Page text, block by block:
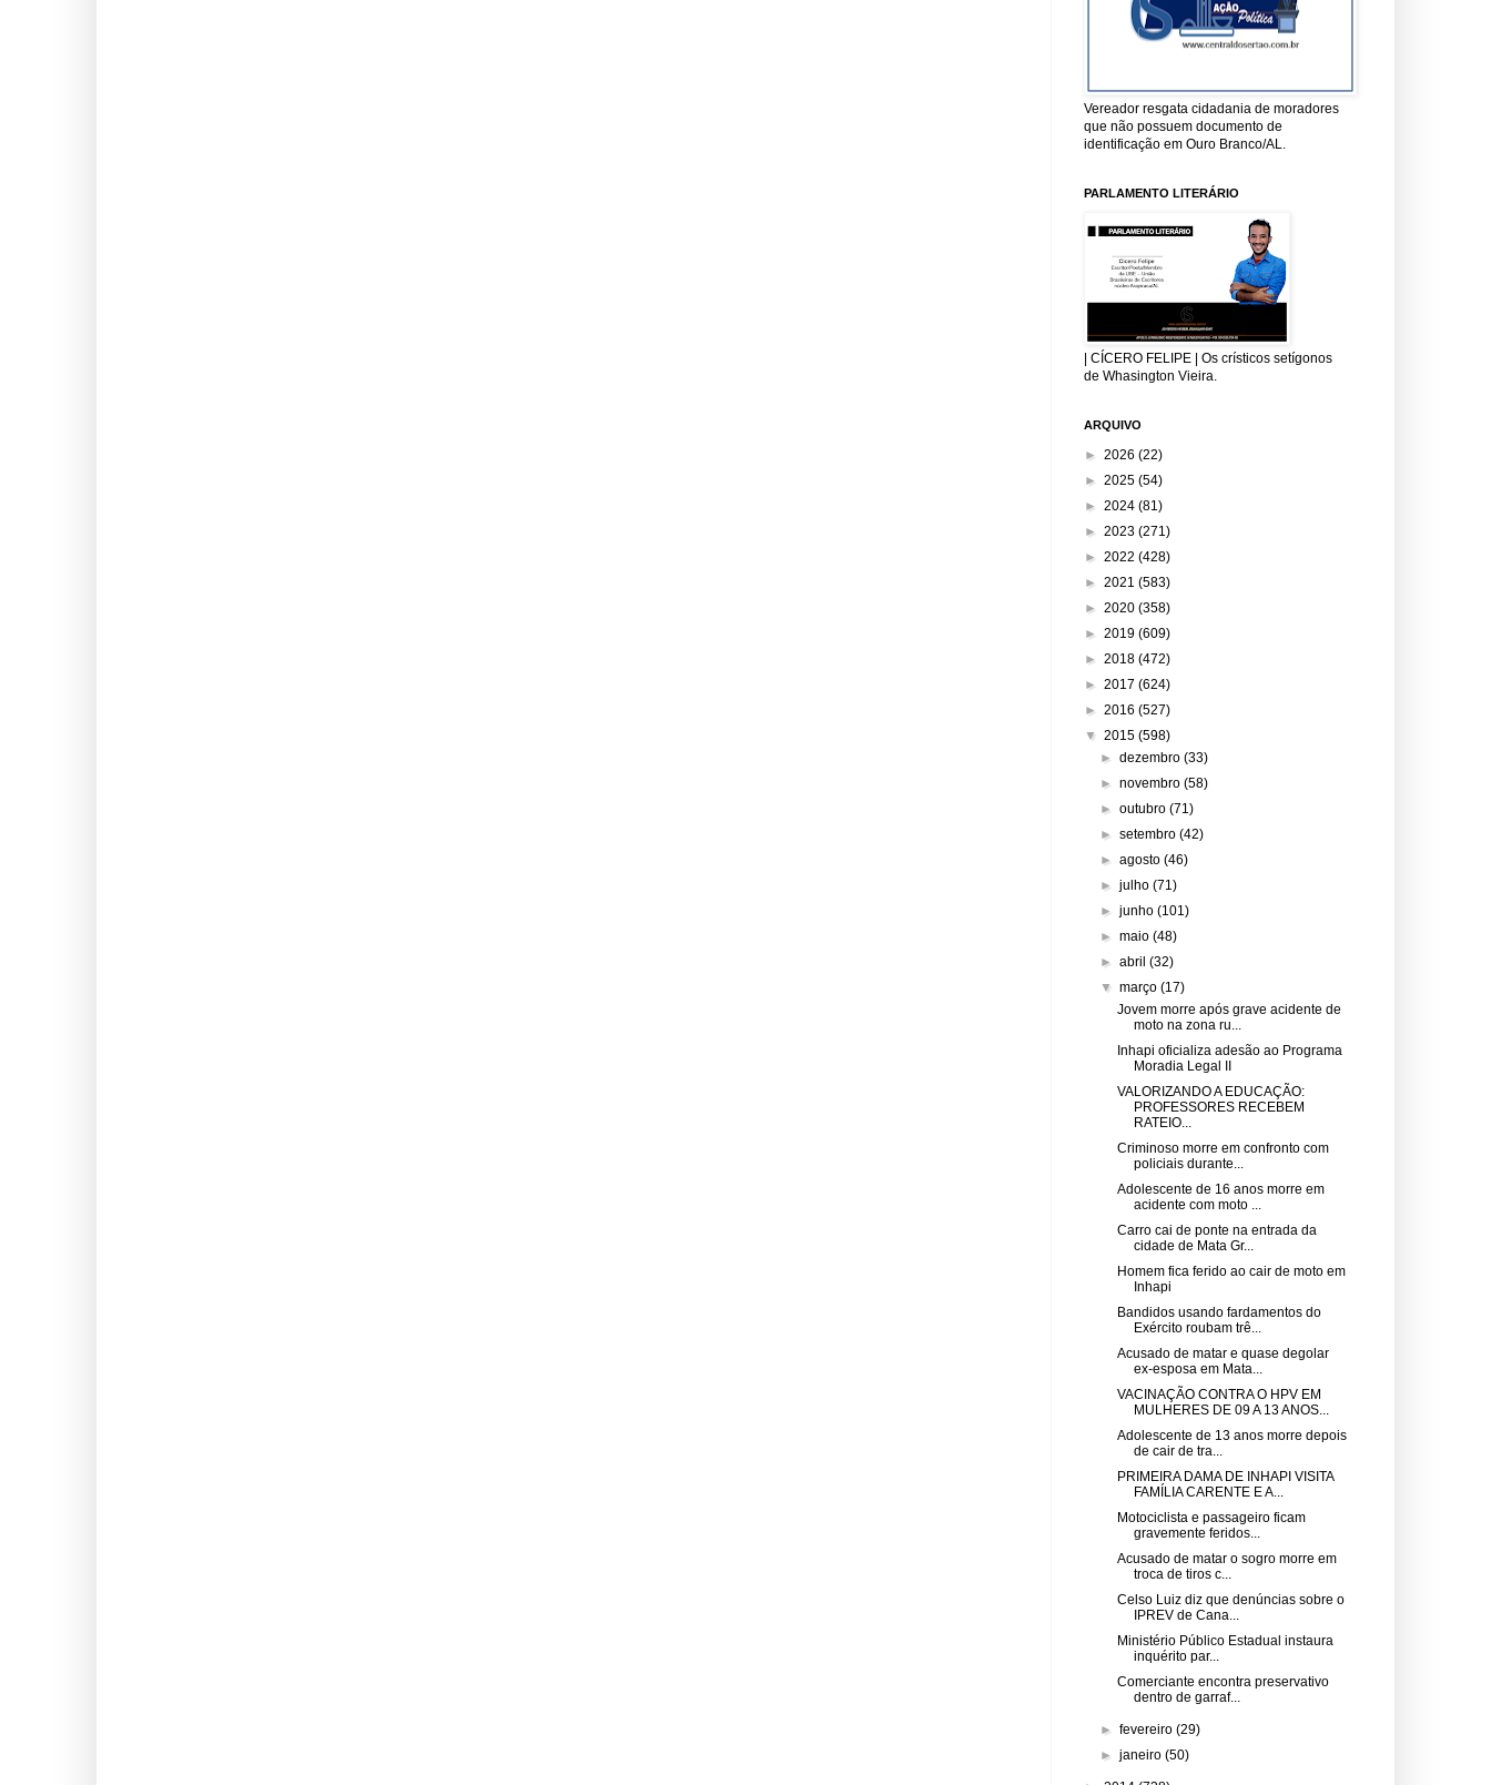
Vereador resgata cidadania de moradores
que não possuem documento de
identificação em Ouro Branco/AL.
PARLAMENTO LITERÁRIO
| CÍCERO FELIPE | Os crísticos setígonos
de Whasington Vieira.
ARQUIVO
► 2026 (22)
► 2025 (54)
► 2024 (81)
► 2023 (271)
► 2022 (428)
► 2021 (583)
► 2020 (358)
► 2019 (609)
► 2018 (472)
► 2017 (624)
► 2016 (527)
▼ 2015 (598)
►dezembro(33)
►novembro(58)
►outubro(71)
►setembro(42)
►agosto(46)
►julho(71)
►junho(101)
►maio(48)
►abril(32)
▼março(17)
Jovem morre após grave acidente de
moto na zona ru...
Inhapi oficializa adesão ao Programa
Moradia Legal II
VALORIZANDO A EDUCAÇÃO:
PROFESSORES RECEBEM
RATEIO...
Criminoso morre em confronto com
policiais durante...
Adolescente de 16 anos morre em
acidente com moto ...
Carro cai de ponte na entrada da
cidade de Mata Gr...
Homem fica ferido ao cair de moto em
Inhapi
Bandidos usando fardamentos do
Exército roubam trê...
Acusado de matar e quase degolar
ex-esposa em Mata...
VACINAÇÃO CONTRA O HPV EM
MULHERES DE 09 A 13 ANOS...
Adolescente de 13 anos morre depois
de cair de tra...
PRIMEIRA DAMA DE INHAPI VISITA
FAMÍLIA CARENTE E A...
Motociclista e passageiro ficam
gravemente feridos...
Acusado de matar o sogro morre em
troca de tiros c...
Celso Luiz diz que denúncias sobre o
IPREV de Cana...
Ministério Público Estadual instaura
inquérito par...
Comerciante encontra preservativo
dentro de garraf...
►fevereiro(29)
►janeiro(50)